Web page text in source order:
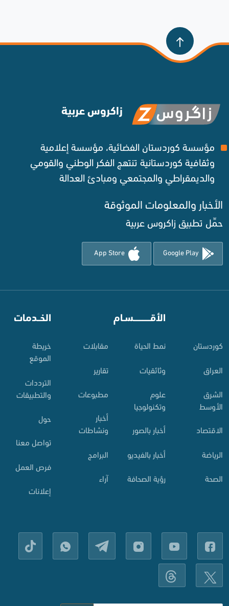
زاكروس عربية
مؤسسة كوردستان الفضائية، مؤسسة إعلامية
وثقافية كوردستانية تنتهج الفكر الوطني والقومي
والديمقراطي والمجتمعي ومبادئ العدالة ‌
الأخبار والمعلومات الموثوقة‌
حمِّل تطبيق زاكروس عربية
Google Play
App Store
کوردستان
العراق
الشرق
الأوسط
الاقتصاد
الرياضة
الصحة
الأقـــــــــــسـام
نمط الحياة
وثائقيات
علوم
وتكنولوجيا
أخبار بالصور
أخبار بالفيديو
رؤية الصحافة
مقابلات
تقارير
مطبوعات
أخبار
ونشاطات
البرامج
آراء
الخــدمات
خريطة
الموقع
الترددات
والتطبيقات
حول
تواصل معنا
فرص العمل
إعلانات